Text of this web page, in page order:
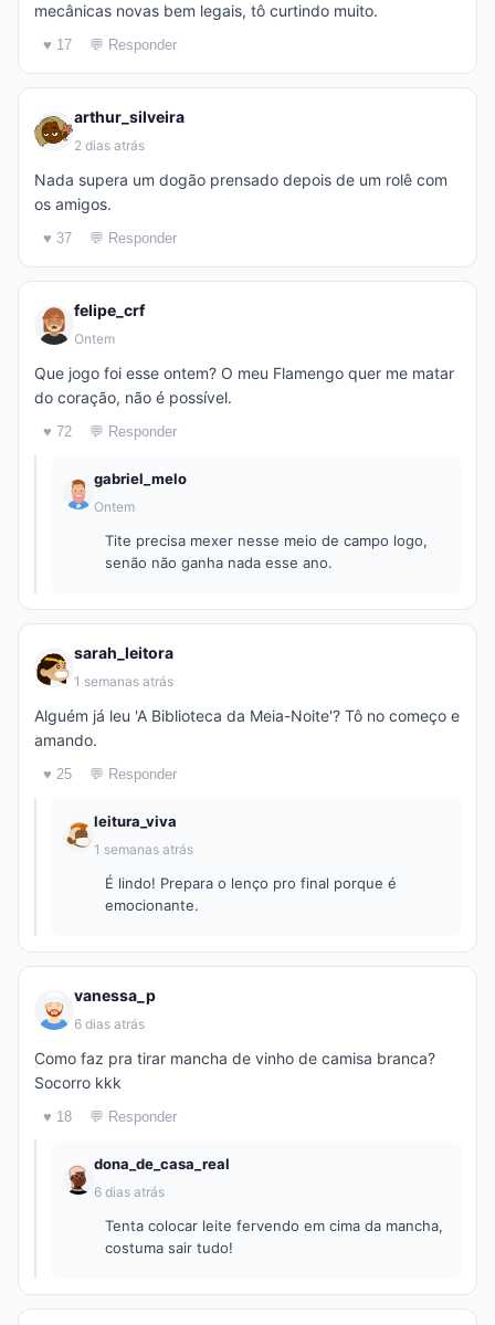
mecânicas novas bem legais, tô curtindo muito.
♥ 17 💬 Responder
arthur_silveira
2 dias atrás
Nada supera um dogão prensado depois de um rolê com
os amigos.
♥ 37 💬 Responder
felipe_crf
Ontem
Que jogo foi esse ontem? O meu Flamengo quer me matar
do coração, não é possível.
♥ 72 💬 Responder
gabriel_melo
Ontem
Tite precisa mexer nesse meio de campo logo,
senão não ganha nada esse ano.
sarah_leitora
1 semanas atrás
Alguém já leu 'A Biblioteca da Meia-Noite'? Tô no começo e
amando.
♥ 25 💬 Responder
leitura_viva
1 semanas atrás
É lindo! Prepara o lenço pro final porque é
emocionante.
vanessa_p
6 dias atrás
Como faz pra tirar mancha de vinho de camisa branca?
Socorro kkk
♥ 18 💬 Responder
dona_de_casa_real
6 dias atrás
Tenta colocar leite fervendo em cima da mancha,
costuma sair tudo!